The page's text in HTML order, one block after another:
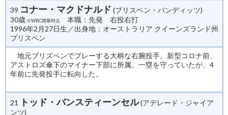
39 コナー・マクドナルド (ブリスベン・バンディッツ)
30歳 ※WBC開幕時点
本職：先発 右投右打
1996年2月27日生／出身地：オーストラリア クイーンズランド州
ブリスベン
地元ブリズベンでプレーする大柄な右腕投手。新型コロナ前、
アストロズ傘下のマイナー下部に所属。一塁を守っていたが、4
年前に先発投手に転向した。
21 トッド・バンスティーンセル(アデレード・ジャイア
ンツ)